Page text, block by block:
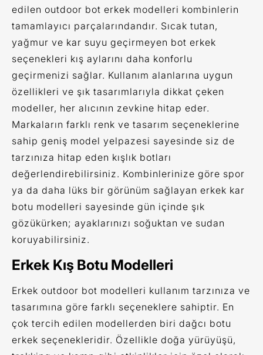
edilen outdoor bot erkek modelleri kombinlerin
tamamlayıcı parçalarındandır. Sıcak tutan,
yağmur ve kar suyu geçirmeyen bot erkek
seçenekleri kış aylarını daha konforlu
geçirmenizi sağlar. Kullanım alanlarına uygun
özellikleri ve şık tasarımlarıyla dikkat çeken
modeller, her alıcının zevkine hitap eder.
Markaların farklı renk ve tasarım seçeneklerine
sahip geniş model yelpazesi sayesinde siz de
tarzınıza hitap eden kışlık botları
değerlendirebilirsiniz. Kombinlerinize göre spor
ya da daha lüks bir görünüm sağlayan erkek kar
botu modelleri sayesinde gün içinde şık
gözükürken; ayaklarınızı soğuktan ve sudan
koruyabilirsiniz.
Erkek Kış Botu Modelleri
Erkek outdoor bot modelleri kullanım tarzınıza ve
tasarımına göre farklı seçeneklere sahiptir. En
çok tercih edilen modellerden biri dağcı botu
erkek seçenekleridir. Özellikle doğa yürüyüşü,